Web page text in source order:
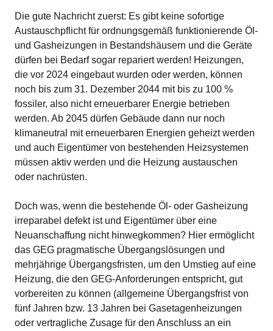
Die gute Nachricht zuerst: Es gibt keine sofortige
Austauschpflicht für ordnungsgemäß funktionierende Öl-
und Gasheizungen in Bestandshäusern und die Geräte
dürfen bei Bedarf sogar repariert werden! Heizungen,
die vor 2024 eingebaut wurden oder werden, können
noch bis zum 31. Dezember 2044 mit bis zu 100 %
fossiler, also nicht erneuerbarer Energie betrieben
werden. Ab 2045 dürfen Gebäude dann nur noch
klimaneutral mit erneuerbaren Energien geheizt werden
und auch Eigentümer von bestehenden Heizsystemen
müssen aktiv werden und die Heizung austauschen
oder nachrüsten.
Doch was, wenn die bestehende Öl- oder Gasheizung
irreparabel defekt ist und Eigentümer über eine
Neuanschaffung nicht hinwegkommen? Hier ermöglicht
das GEG pragmatische Übergangslösungen und
mehrjährige Übergangsfristen, um den Umstieg auf eine
Heizung, die den GEG-Anforderungen entspricht, gut
vorbereiten zu können (allgemeine Übergangsfrist von
fünf Jahren bzw. 13 Jahren bei Gasetagenheizungen
oder vertragliche Zusage für den Anschluss an ein